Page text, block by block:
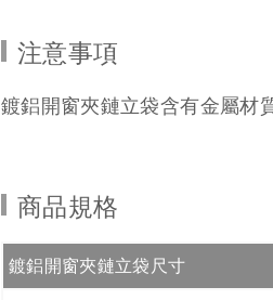
注意事項
鍍鋁開窗夾鏈立袋含有金屬材
商品規格
鍍鋁開窗夾鏈立袋尺寸